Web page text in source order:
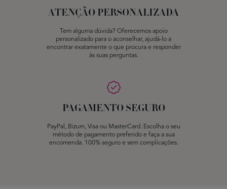
ATENÇÃO PERSONALIZADA
Tem alguma dúvida? Oferecemos apoio
personalizado para o aconselhar, ajudá-lo a
encontrar exatamente o que procura e responder
às suas perguntas.
PAGAMENTO SEGURO
PayPal, Bizum, Visa ou MasterCard. Escolha o seu
método de pagamento preferido e faça a sua
encomenda. 100% seguro e sem complicações.